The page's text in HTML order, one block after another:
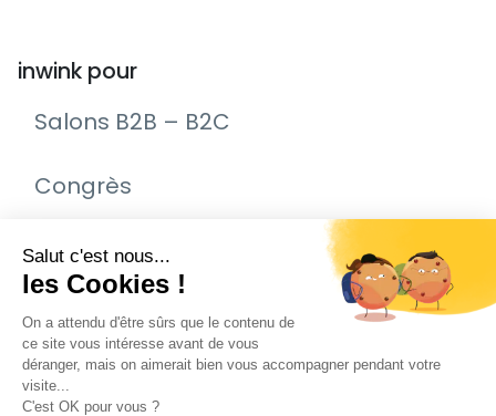
inwink pour
Salons B2B – B2C
Congrès
Remise de prix – Awards
Journée Portes Ouvertes (JPO)